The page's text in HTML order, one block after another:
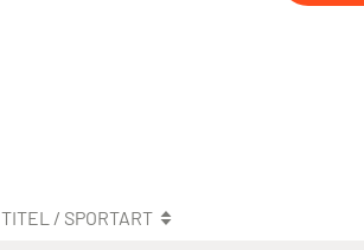
TITEL / SPORTART